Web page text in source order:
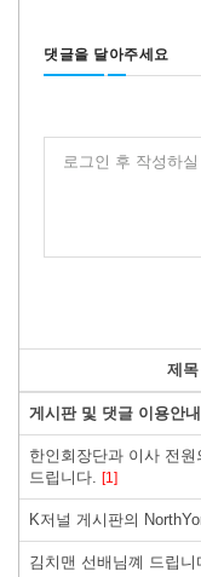
댓글을 달아주세요
로그인 후 작성하
제목
게시판 및 댓글 이용안내
한인회장단과 이사 전
드립니다. [1]
K저널 게시판의
김치맨 선배님꼐 드립니